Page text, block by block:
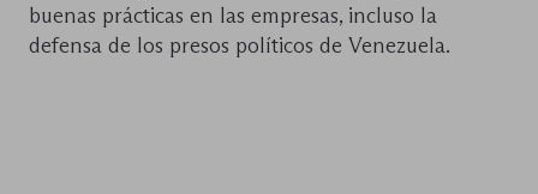
buenas prácticas en las empresas, incluso la
defensa de los presos políticos de Venezuela.